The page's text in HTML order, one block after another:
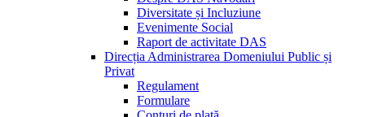
Diversitate și Incluziune
Evenimente Social
Raport de activitate DAS
Direcția Administrarea Domeniului Public și
Privat
Regulament
Formulare